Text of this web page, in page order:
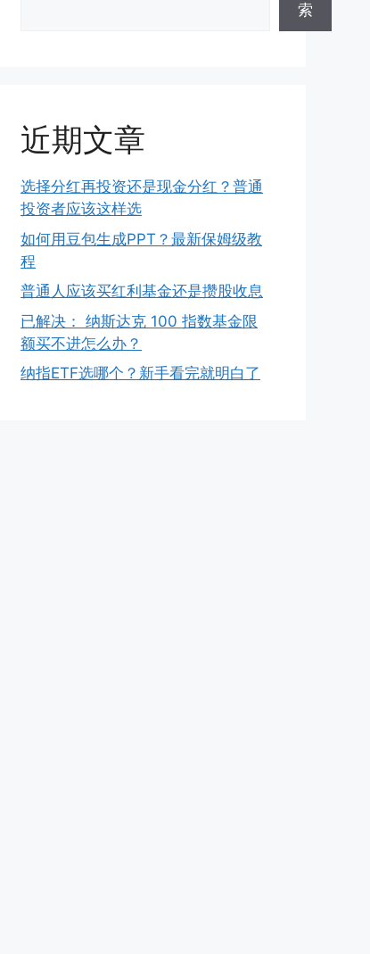
索
近期文章
选择分红再投资还是现金分红？普通
投资者应该这样选
如何用豆包生成PPT？最新保姆级教
程
普通人应该买红利基金还是攒股收息
已解决： 纳斯达克 100 指数基金限
额买不进怎么办？
纳指ETF选哪个？新手看完就明白了